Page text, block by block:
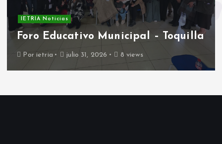
IETRIA Noticias
Foro Educativo Municipal – Toquilla
Por ietria julio 31, 2026 8 views